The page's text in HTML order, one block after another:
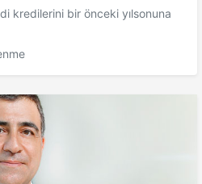
kredilerini bir önceki yılsonuna